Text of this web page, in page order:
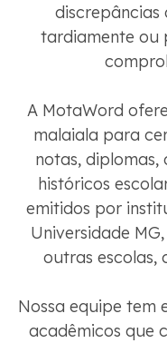
discrepâncias
tardiamente ou
A MotaWord
malaiala para
notas,
históricos
emitidos por
Universidade
outras escolas,
Nossa equipe tem
acadêmicos que